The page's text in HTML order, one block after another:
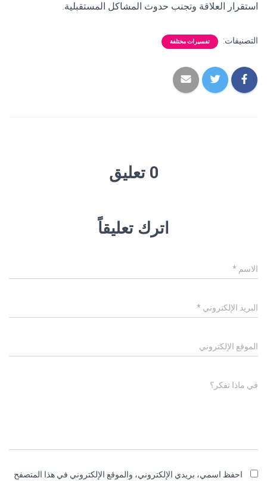
استقرار العلاقة وتجنب حدوث المشاكل المستقبلية.
التصنيفات: تفسيرات مختلفة
0 تعليق
اترك تعليقاً
الاسم *
البريد الإلكتروني *
الموقع الإلكتروني
في ماذا تفكر؟
احفظ اسمي، بريدي الإلكتروني، والموقع الإلكتروني في هذا المتصفح